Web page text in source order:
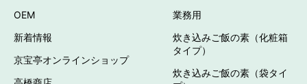
OEM
新着情報
京宝亭オンラインショップ
業務用
炊き込みご飯の素（化粧箱
タイプ）
炊き込みご飯の素（袋タイ